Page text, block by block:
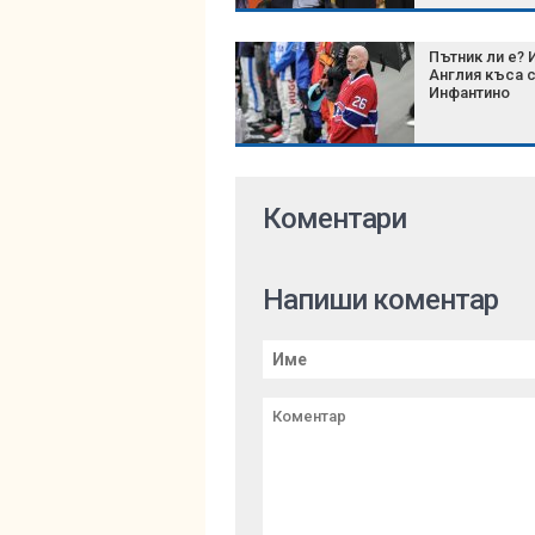
милиони от
Пътник ли е?
Англия къса с
Инфантино
Коментари
Напиши коментар